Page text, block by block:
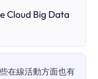
Cloud Big Data
在線活動方面也有